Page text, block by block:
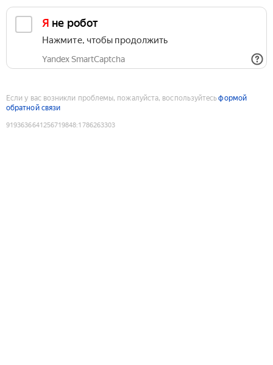
Я не робот
Нажмите, чтобы продолжить
Yandex SmartCaptcha
Если у вас возникли проблемы, пожалуйста, воспользуйтесьформой
обратной связи
9193636641256719848:1786263303